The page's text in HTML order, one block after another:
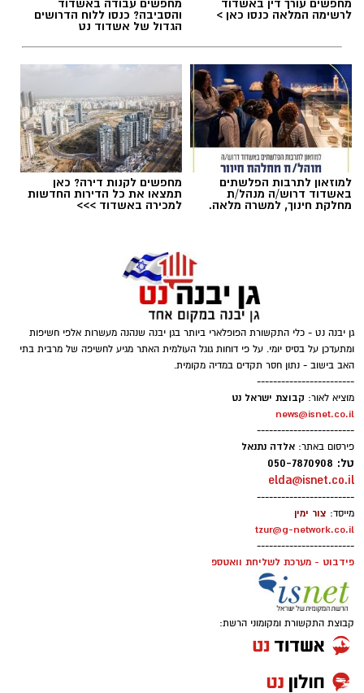
פסטיבל 'אתנחתא' חוזר בגדול בגן יבנה רגע לפני
שהקיץ נגמר ויכלול שלושה ימים של הופעות
וחגיגות במחירים מסובסדים לתושבי גן יבנה.
.
הפסטיבל, שמהווה את אירוע סגירת הקיץ ביישוב,
יתקיים השנה במשך 3 ימים, 24 – 26.8.2026 בפארק
ע"ש רונה רמון בגן יבנה.
מועצה מקומית גן יבנה
מחפשים עורך דין באשדוד
לרשימה המלאה כנסו כאן >
מחפשים עבודה באשדוד
והסביבה? כנסו ללוח הדרושים
הגדול של אשדוד נט
למוזאון לתרבות הפלשתים
באשדוד דרוש/ה מנהל/ת
מחלקת חינוך, למשרה מלאה.
מחפשים לקנות דירה? כאן
תמצאו את כל הדירות החדשות
למכירה באשדוד >>>
גן יבנה נט - כלי התקשורת הפופלארי ביותר בגן יבנה שנהנה מעשרות אלפי חשיפות
ומתעדכן על בסיס יומי. על פי דוחות גוגל העולמית האתר מגיע לחשיפה של מרבית בתי
האב בישוב - נתון חסר תקדים במדיה מקומית.
------------------------
מוציא לאור: קבוצת ישראל נט
news@isnet.co.il
------------------------
פירסום באתר: אלדה נתנאל
טל: 050-7870908
elda@isnet.co.il
------------------------
מייסד: צור ימין
tzur@g-network.co.il
------------------------
פידבוט - מערכת לשליחת וואטספ
קבוצת התקשורת ומקומוני הרשת: